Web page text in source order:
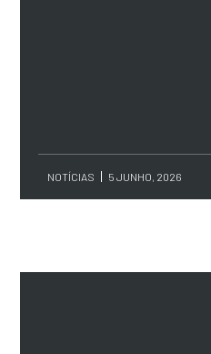
NOTÍCIAS 5 JUNHO, 2026